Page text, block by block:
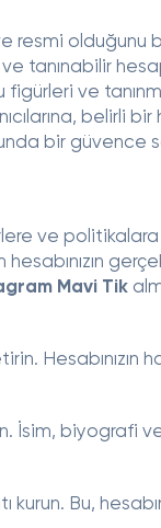
resmi olduğunu
tanınabilir
ve
belirli bir
bir güvence
ve
Mavi Tik
Hesabınızın
İsim, biyografi
Bu,